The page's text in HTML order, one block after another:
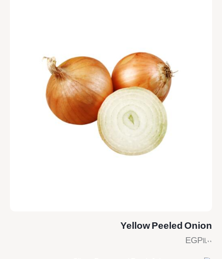
Yellow Peeled Onion
EGP11.00